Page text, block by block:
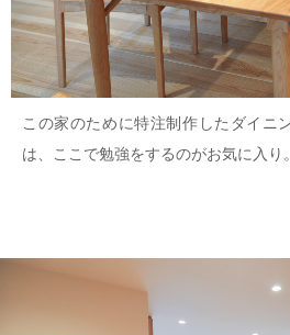
この家のために特注制作したダイニ
は、ここで勉強をするのがお気に入り。